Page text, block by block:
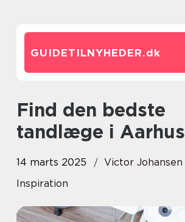
GUIDETILNYHEDER.dk
Find den bedste
tandlæge i Aarhus
14 marts 2025
Victor Johansen
Inspiration